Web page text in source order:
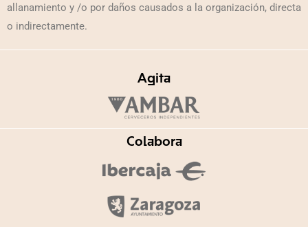
allanamiento y /o por daños causados a la organización, directa
o indirectamente.
Agita
Colabora